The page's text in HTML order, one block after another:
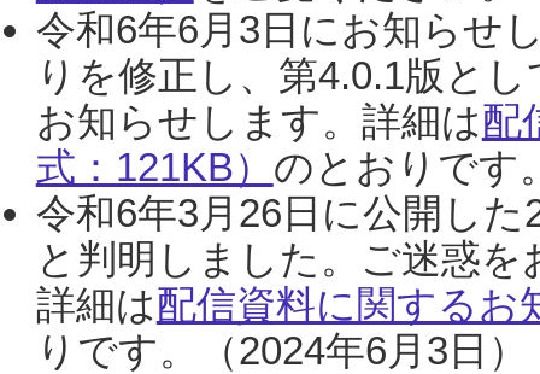
令和6年6月3日にお知らせ
りを修正し、第4.0.1版と
お知らせします。詳細は配
式：121KB） のとおりです
令和6年3月26日に公開し
と判明しました。ご迷惑
詳細は配信資料に関するお
りです。（2024年6月3日）